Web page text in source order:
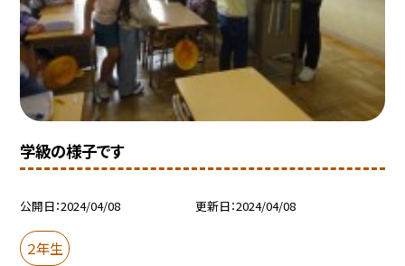
学級の様子です
公開日 2024/04/08 更新日 2024/04/08
２年生